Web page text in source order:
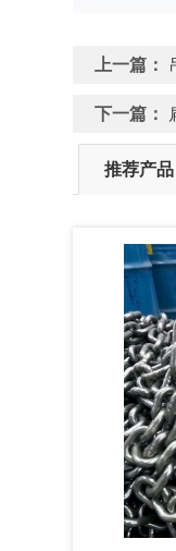
上一篇：
下一篇：
推荐产品